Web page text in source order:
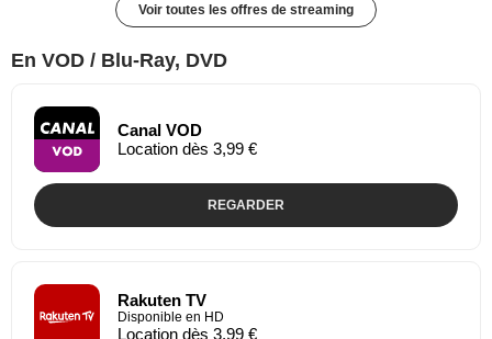
Voir toutes les offres de streaming
En VOD / Blu-Ray, DVD
Canal VOD
Location dès 3,99 €
REGARDER
Rakuten TV
Disponible en HD
Location dès 3,99 €